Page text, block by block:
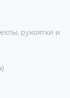
рукоятки и